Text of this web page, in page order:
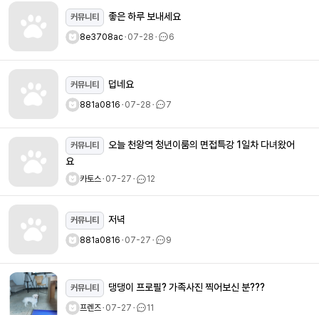
커뮤니티 좋은 하루 보내세요
8e3708acㆍ07-28ㆍ 6
커뮤니티 덥네요
881a0816ㆍ07-28ㆍ 7
커뮤니티
요
카토스ㆍ07-27ㆍ 12
커뮤니티 저녁
881a0816ㆍ07-27ㆍ 9
커뮤니티 댕댕이 프로필? 가족사진 찍어보신 분???
프렌즈ㆍ07-27ㆍ 11